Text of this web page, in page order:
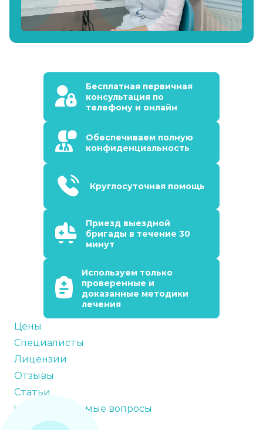
Бесплатная первичная
консультация по
телефону и онлайн
Обеспечиваем полную
конфиденциальность
Круглосуточная помощь
Приезд выездной
бригады в течение 30
минут
Используем только
проверенные и
доказанные методики
лечения
Цены
Специалисты
Лицензии
Отзывы
Статьи
Часто задаваемые вопросы